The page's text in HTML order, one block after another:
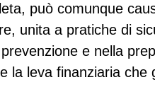
può comunque
unita a pratiche di
e nella
la leva finanziaria